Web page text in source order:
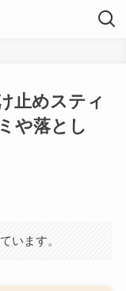
止めスティ
や落とし
います。